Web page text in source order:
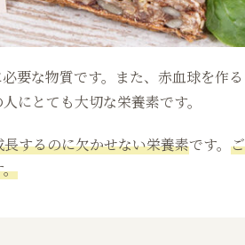
要な物質です。また、赤血球を作
にとても大切な栄養素です。
するのに欠かせない栄養素です。
。